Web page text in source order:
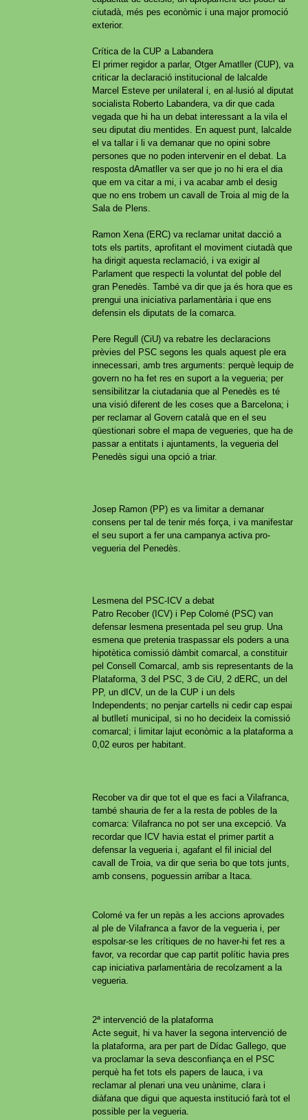
ciutadà, més pes econòmic i una major promoció
exterior.
Crítica de la CUP a Labandera
El primer regidor a parlar, Otger Amatller (CUP), va
criticar la declaració institucional de lalcalde
Marcel Esteve per unilateral i, en al·lusió al diputat
socialista Roberto Labandera, va dir que cada
vegada que hi ha un debat interessant a la vila el
seu diputat diu mentides. En aquest punt, lalcalde
el va tallar i li va demanar que no opini sobre
persones que no poden intervenir en el debat. La
resposta dAmatller va ser que jo no hi era el dia
que em va citar a mi, i va acabar amb el desig
que no ens trobem un cavall de Troia al mig de la
Sala de Plens.
Ramon Xena (ERC) va reclamar unitat dacció a
tots els partits, aprofitant el moviment ciutadà que
ha dirigit aquesta reclamació, i va exigir al
Parlament que respecti la voluntat del poble del
gran Penedès. També va dir que ja és hora que es
prengui una iniciativa parlamentària i que ens
defensin els diputats de la comarca.
Pere Regull (CiU) va rebatre les declaracions
prèvies del PSC segons les quals aquest ple era
innecessari, amb tres arguments: perquè lequip de
govern no ha fet res en suport a la vegueria; per
sensibilitzar la ciutadania que al Penedès es té
una visió diferent de les coses que a Barcelona; i
per reclamar al Govern català que en el seu
qüestionari sobre el mapa de vegueries, que ha de
passar a entitats i ajuntaments, la vegueria del
Penedès sigui una opció a triar.
Josep Ramon (PP) es va limitar a demanar
consens per tal de tenir més força, i va manifestar
el seu suport a fer una campanya activa pro-
vegueria del Penedès.
Lesmena del PSC-ICV a debat
Patro Recober (ICV) i Pep Colomé (PSC) van
defensar lesmena presentada pel seu grup. Una
esmena que pretenia traspassar els poders a una
hipotètica comissió dàmbit comarcal, a constituir
pel Consell Comarcal, amb sis representants de la
Plataforma, 3 del PSC, 3 de CiU, 2 dERC, un del
PP, un dICV, un de la CUP i un dels
Independents; no penjar cartells ni cedir cap espai
al butlletí municipal, si no ho decideix la comissió
comarcal; i limitar lajut econòmic a la plataforma a
0,02 euros per habitant.
Recober va dir que tot el que es faci a Vilafranca,
també shauria de fer a la resta de pobles de la
comarca: Vilafranca no pot ser una excepció. Va
recordar que ICV havia estat el primer partit a
defensar la vegueria i, agafant el fil inicial del
cavall de Troia, va dir que seria bo que tots junts,
amb consens, poguessin arribar a Itaca.
Colomé va fer un repàs a les accions aprovades
al ple de Vilafranca a favor de la vegueria i, per
espolsar-se les crítiques de no haver-hi fet res a
favor, va recordar que cap partit polític havia pres
cap iniciativa parlamentària de recolzament a la
vegueria.
2ª intervenció de la plataforma
Acte seguit, hi va haver la segona intervenció de
la plataforma, ara per part de Dídac Gallego, que
va proclamar la seva desconfiança en el PSC
perquè ha fet tots els papers de lauca, i va
reclamar al plenari una veu unànime, clara i
diàfana que digui que aquesta institució farà tot el
possible per la vegueria.